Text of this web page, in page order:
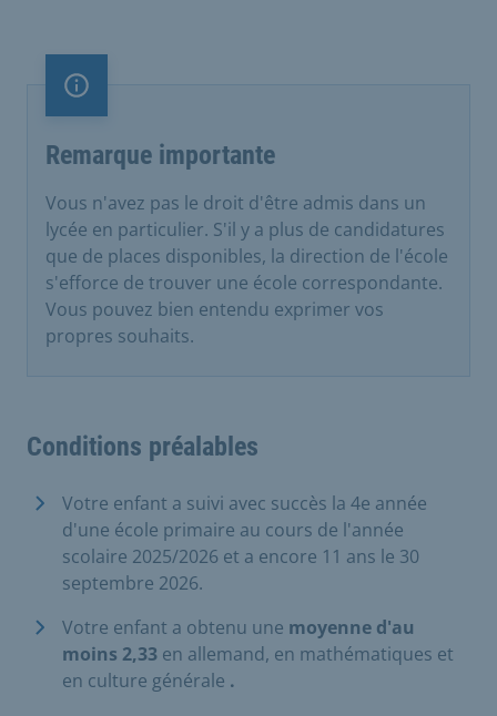
Remarque importante
Remarque importante
Vous n'avez pas le droit d'être admis dans un
lycée en particulier. S'il y a plus de candidatures
que de places disponibles, la direction de l'école
s'efforce de trouver une école correspondante.
Vous pouvez bien entendu exprimer vos
propres souhaits.
Conditions préalables
Votre enfant a suivi avec succès la 4e année
d'une école primaire au cours de l'année
scolaire 2025/2026 et a encore 11 ans le 30
septembre 2026.
Votre enfant a obtenu une moyenne d'au
moins 2,33 en allemand, en mathématiques et
en culture générale .